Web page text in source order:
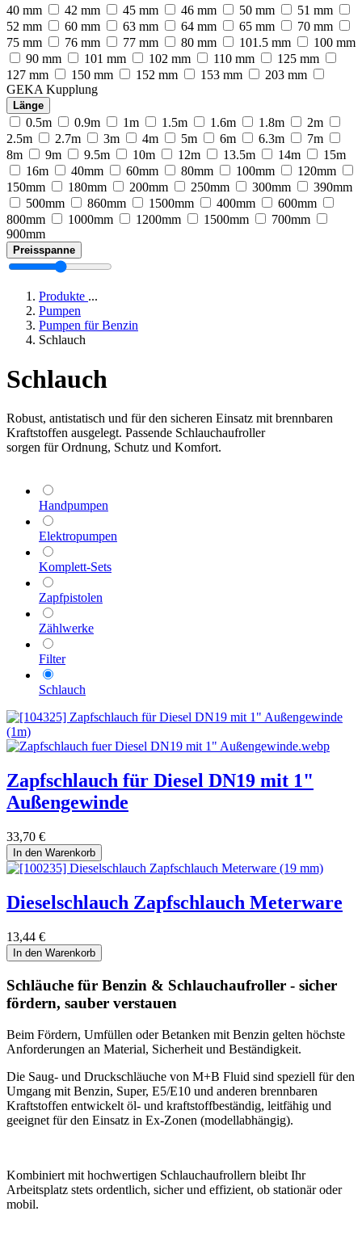
40 mm
42 mm 45 mm 46 mm 50 mm
51 mm
52 mm
60 mm 63 mm 64 mm 65 mm
70 mm
75 mm
76 mm 77 mm 80 mm 101.5 mm
100 mm
90 mm
101 mm 102 mm 110 mm
125 mm
127 mm
150 mm 152 mm 153 mm
203 mm
GEKA Kupplung
Länge
0.5m 0.9m 1m 1.5m 1.6m 1.8m
2m
2.5m
2.7m 3m 4m 5m 6m 6.3m
7m
8m
9m 9.5m 10m 12m 13.5m 14m
15m
16m
40mm 60mm 80mm 100mm
120mm
150mm
180mm 200mm 250mm 300mm
390mm
500mm
860mm 1500mm 400mm
600mm
800mm
1000mm 1200mm 1500mm
700mm
900mm
Preisspanne
Produkte ...
Pumpen
Pumpen für Benzin
Schlauch
Schlauch
Robust, antistatisch und für den sicheren Einsatz mit brennbaren
Kraftstoffen ausgelegt. Passende Schlauchaufroller
sorgen für Ordnung, Schutz und Komfort.
Handpumpen
Elektropumpen
Komplett-Sets
Zapfpistolen
Zählwerke
Filter
Schlauch
Zapfschlauch für Diesel DN19 mit 1"
Außengewinde
33,70 €
In den Warenkorb
Dieselschlauch Zapfschlauch Meterware
13,44 €
In den Warenkorb
Schläuche für Benzin & Schlauchaufroller - sicher
fördern, sauber verstauen
Beim Fördern, Umfüllen oder Betanken mit Benzin gelten höchste
Anforderungen an Material, Sicherheit und Beständigkeit.
Die Saug- und Druckschläuche von M+B Fluid sind speziell für den
Umgang mit Benzin, Super, E5/E10 und anderen brennbaren
Kraftstoffen entwickelt öl- und kraftstoffbeständig, leitfähig und
geeignet für den Einsatz in Ex-Zonen (modellabhängig).
Kombiniert mit hochwertigen Schlauchaufrollern bleibt Ihr
Arbeitsplatz stets ordentlich, sicher und effizient, ob stationär oder
mobil.